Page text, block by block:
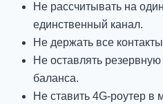
Не рассчитывать на
единственный канал.
Не держать все
Не оставлять
баланса.
Не ставить 4G-роутер в